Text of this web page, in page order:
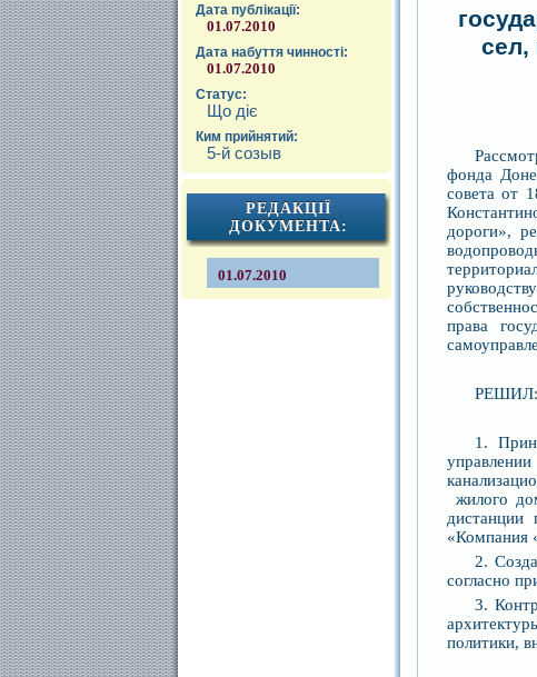
Дата публікації:
01.07.2010
Дата набуття чинності:
01.07.2010
Статус:
Що діє
Ким прийнятий:
5-й созыв
РЕДАКЦІЇ
ДОКУМЕНТА:
01.07.2010
сел,
фонда
совета от
дороги»,
права
РЕШИЛ:
1.
жилого
дистанции
«Компания
2.
согласно
3.
политики,